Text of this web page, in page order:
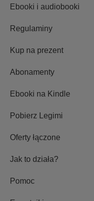
Ebooki i audiobooki
Regulaminy
Kup na prezent
Abonamenty
Ebooki na Kindle
Pobierz Legimi
Oferty łączone
Jak to działa?
Pomoc